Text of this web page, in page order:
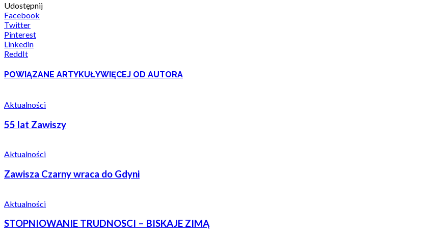
Udostępnij
Facebook
Twitter
Pinterest
Linkedin
ReddIt
POWIĄZANE ARTYKUŁYWIĘCEJ OD AUTORA
Aktualności
55 lat Zawiszy
Aktualności
Zawisza Czarny wraca do Gdyni
Aktualności
STOPNIOWANIE TRUDNOSCI – BISKAJE ZIMĄ